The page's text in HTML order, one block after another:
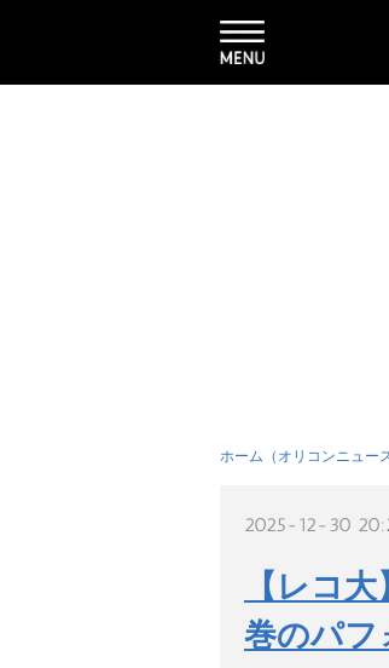
ホーム（オリコンニュース
2025-12-30
【レコ
巻のパフ